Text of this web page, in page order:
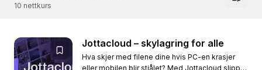
10 nettkurs
Jottacloud – skylagring for alle
Hva skjer med filene dine hvis PC-en krasjer
eller mobilen blir stjålet? Med Jottacloud slipper